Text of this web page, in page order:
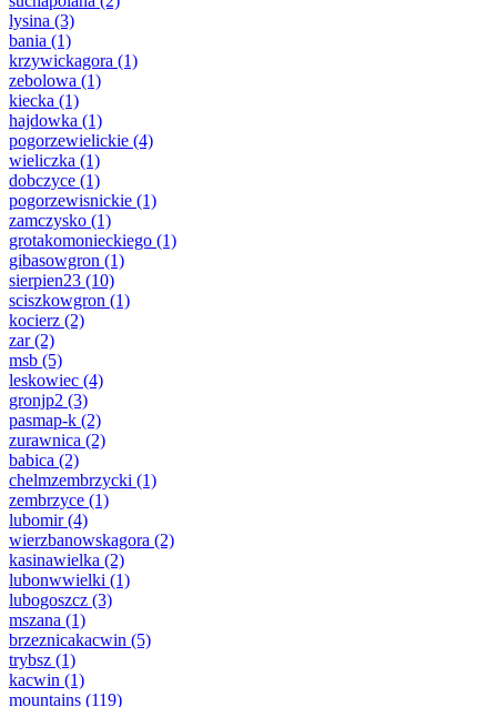
lysina (3)
bania (1)
krzywickagora (1)
zebolowa (1)
kiecka (1)
hajdowka (1)
pogorzewielickie (4)
wieliczka (1)
dobczyce (1)
pogorzewisnickie (1)
zamczysko (1)
grotakomonieckiego (1)
gibasowgron (1)
sierpien23 (10)
sciszkowgron (1)
kocierz (2)
zar(2)
msb (5)
leskowiec (4)
gronjp2 (3)
pasmap-k (2)
zurawnica (2)
babica (2)
chelmzembrzycki (1)
zembrzyce (1)
lubomir(4)
wierzbanowskagora (2)
kasinawielka (2)
lubonwwielki (1)
lubogoszcz (3)
mszana (1)
brzeznicakacwin (5)
trybsz (1)
kacwin (1)
mountains (119)